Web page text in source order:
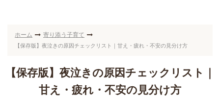
ホーム 寄り添う子育て
【保存版】夜泣きの原因チェックリスト｜甘え・疲れ・不安の見分け方
【保存版】夜泣きの原因チェックリスト｜
甘え・疲れ・不安の見分け方